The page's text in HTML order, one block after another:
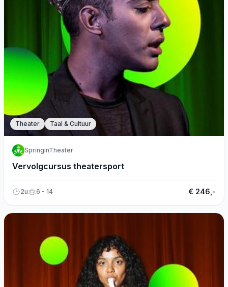
Theater Taal & Cultuur
SpringinTheater
Vervolgcursus theatersport
2u 6 - 14 € 246,-